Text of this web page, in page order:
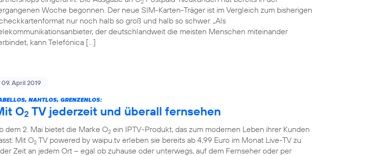
2
Woche begonnen. Der neue SIM-Karten-Träger ist im Vergleich zum bisherigen
nur noch halb so groß und halb so schwer. „Als
der deutschlandweit die meisten Menschen miteinander
kann Telefónica […]
09. April 2019
NAHTLOS, GRENZENLOS:
O2 TV jederzeit und überall fernsehen
dem 2. Mai bietet die Marke O2 ein IPTV-Produkt, das zum modernen Leben ihrer Kunden
Mit O2 TV powered by waipu.tv erleben sie bereits ab 4,99 Euro im Monat Live-TV zu
Zeit an jedem Ort – egal ob zuhause oder unterwegs, auf dem Fernseher oder per